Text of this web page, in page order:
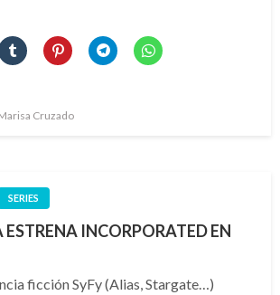
Cruzado
SERIES
ESTRENA INCORPORATED EN
ficción SyFy (Alias, Stargate…)